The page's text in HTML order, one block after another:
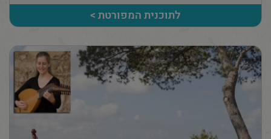
לתוכנית המפורטת >